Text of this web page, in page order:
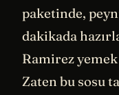
paketinde,
dakikada
Ramirez
Zaten bu sosu